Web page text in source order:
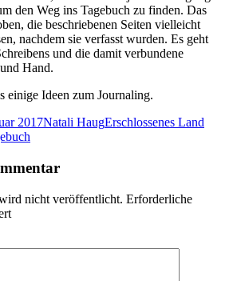
den Weg ins Tagebuch zu finden. Das
die beschriebenen Seiten vielleicht
nachdem sie verfasst wurden. Es geht
und die damit verbundene
Hand.
einige Ideen zum Journaling.
2017Autor
Natali HaugKategorien
Erschlossenes Land
nicht veröffentlicht. Erforderliche